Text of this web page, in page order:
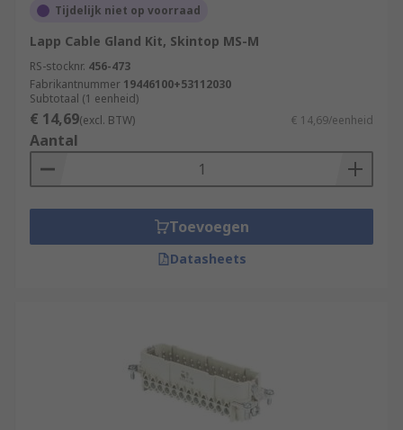
Tijdelijk niet op voorraad
Lapp Cable Gland Kit, Skintop MS-M
RS-stocknr. 456-473
Fabrikantnummer 19446100+53112030
Subtotaal (1 eenheid)
€ 14,69(excl. BTW) € 14,69/eenheid
Aantal
Toevoegen
Datasheets